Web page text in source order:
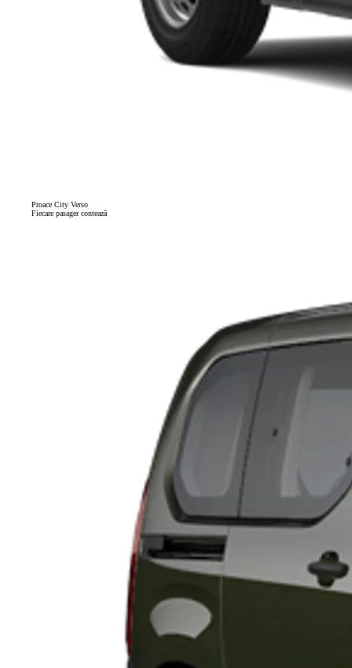
Proace City Verso
Fiecare pasager contează